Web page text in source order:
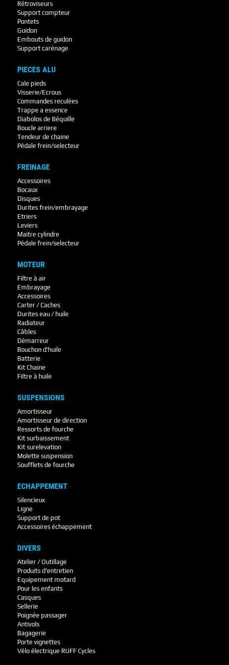
Rétroviseurs
Support compteur
Pontets
Guidon
Embouts de guidon
Support carénage
PIECES ALU
Cale pieds
Visserie/Ecrous
Commandes reculées
Trappe a essence
Diabolos de Béquille
Boucle arriere
Tendeur de chaine
Pédale frein/selecteur
FREINAGE
Accessoires
Bocaux
Disques
Durites frein/embrayage
Etriers
Leviers
Maitre cylindre
Pédale frein/selecteur
MOTEUR
Filtre à air
Embrayage
Accessoires
Carter / Caches
Durites eau / huile
Radiateur
Câbles
Démarreur
Bouchon d'huile
Batterie
Kit Chaine
Filtre à huile
SUSPENSIONS
Amortisseur
Amortisseur de direction
Ressorts de fourche
Kit surbaissement
Kit surelevation
Molette suspension
Soufflets de fourche
ECHAPPEMENT
Silencieux
Ligne
Support de pot
Accessoires échappement
DIVERS
Atelier / Outillage
Produits d'entretien
Equipement motard
Pour les enfants
Casques
Sellerie
Poignée passager
Antivols
Bagagerie
Porte vignettes
Vélo électrique RUFF Cycles